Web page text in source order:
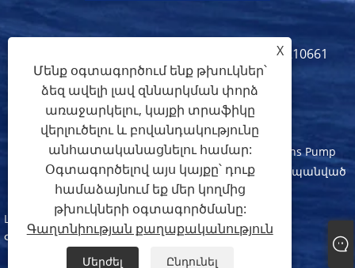
+86-18217210661
+86-18217210661
Հեղինակային իրավունք © 2024 Shanghai Crowns Pump
Manufacture Co., Ltd. Բոլոր իրավունքները պաշտպանված
են:
Links
Sitemap RSS XML
Գաղտնիության քաղաքականություն
X
Մենք օգտագործում ենք թխուկներ՝
ձեզ ավելի լավ զննարկման փորձ
առաջարկելու, կայքի տրաֆիկը
վերլուծելու և բովանդակությունը
անհատականացնելու համար:
Օգտագործելով այս կայքը՝ դուք
համաձայնում եք մեր կողմից
թխուկների օգտագործմանը:
Գաղտնիության քաղաքականություն
Մերժել Ընդունել